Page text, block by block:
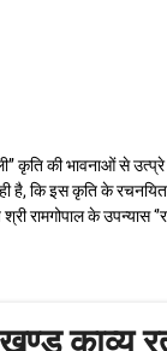
कृति की भावनाओं से
है, कि इस कृति के
रामगोपाल के उपन्‍यास
खण्ड काव्य